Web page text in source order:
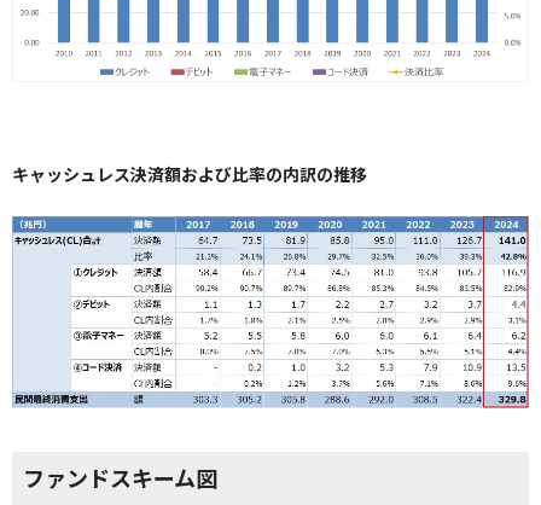
キャッシュレス決済額および比率の内訳の推移
ファンドスキーム図